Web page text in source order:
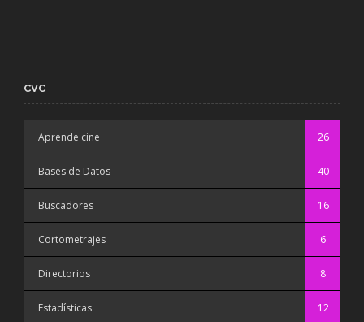
CVC
Aprende cine 26
Bases de Datos 40
Buscadores 16
Cortometrajes 6
Directorios 8
Estadísticas 12